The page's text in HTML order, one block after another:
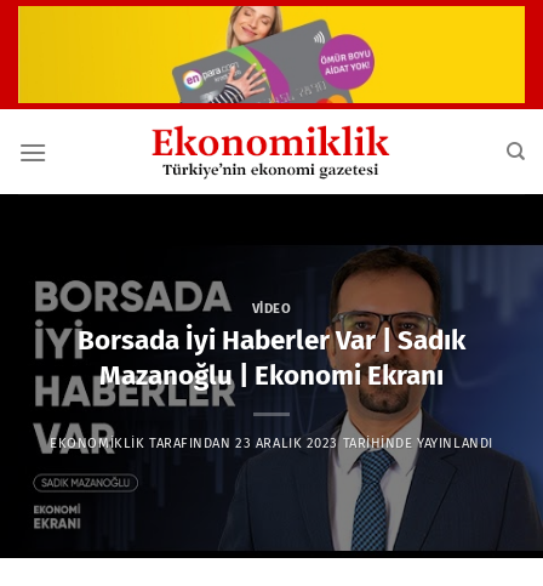
VIDEO
Borsada İyi Haberler Var | Sadık
Mazanoğlu | Ekonomi Ekranı
EKONOMIKLIK TARAFINDAN 23 ARALIK 2023TARIHINDE YAYINLANDI